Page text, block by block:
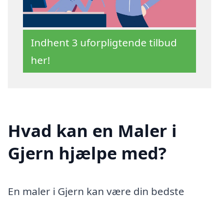
Indhent 3 uforpligtende tilbud
her!
Hvad kan en Maler i
Gjern hjælpe med?
En maler i Gjern kan være din bedste